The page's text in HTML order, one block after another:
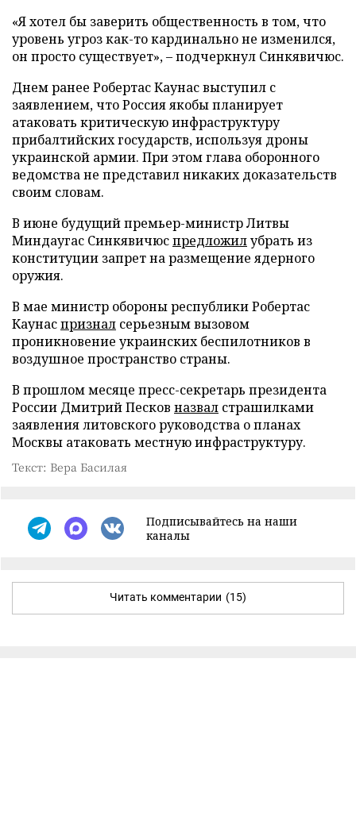
«Я хотел бы заверить общественность в том, что
уровень угроз как-то кардинально не изменился,
он просто существует», – подчеркнул Синкявичюс.
Днем ранее Робертас Каунас выступил с
заявлением, что Россия якобы планирует
атаковать критическую инфраструктуру
прибалтийских государств, используя дроны
украинской армии. При этом глава оборонного
ведомства не представил никаких доказательств
своим словам.
В июне будущий премьер-министр Литвы
Миндаугас Синкявичюспредложилубрать из
конституции запрет на размещение ядерного
оружия.
В мае министр обороны республики Робертас
Каунаспризнал серьезным вызовом
проникновение украинских беспилотников в
воздушное пространство страны.
В прошлом месяце пресс-секретарь президента
России Дмитрий Песков назвал страшилками
заявления литовского руководства о планах
Москвы атаковать местную инфраструктуру.
Текст: Вера Басилая
Подписывайтесь на наши
каналы
Читать комментарии (15)